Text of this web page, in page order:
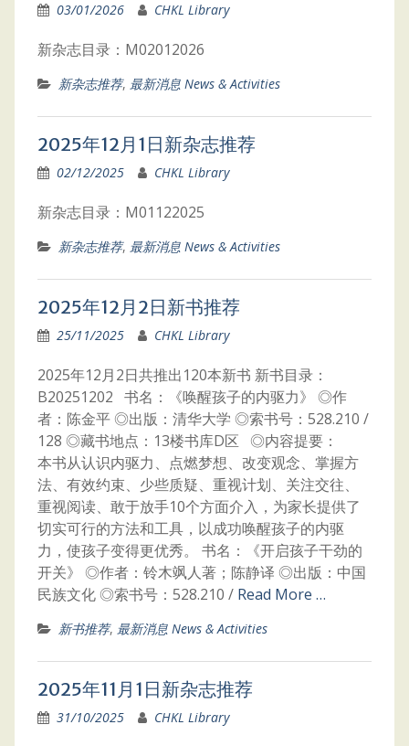
03/01/2026 CHKL Library
新杂志目录：M02012026
新杂志推荐, 最新消息 News & Activities
2025年12月1日新杂志推荐
02/12/2025 CHKL Library
新杂志目录：M01122025
新杂志推荐, 最新消息 News & Activities
2025年12月2日新书推荐
25/11/2025 CHKL Library
2025年12月2日共推出120本新书 新书目录：
B20251202 书名：《唤醒孩子的内驱力》 ◎作
者：陈金平 ◎出版：清华大学 ◎索书号：528.210 /
128 ◎藏书地点：13楼书库D区 ◎内容提要：
本书从认识内驱力、点燃梦想、改变观念、掌握方
法、有效约束、少些质疑、重视计划、关注交往、
重视阅读、敢于放手10个方面介入，为家长提供了
切实可行的方法和工具，以成功唤醒孩子的内驱
力，使孩子变得更优秀。 书名：《开启孩子干劲的
开关》 ◎作者：铃木飒人著；陈静译 ◎出版：中国
民族文化 ◎索书号：528.210 / Read More …
新书推荐, 最新消息 News & Activities
2025年11月1日新杂志推荐
31/10/2025 CHKL Library